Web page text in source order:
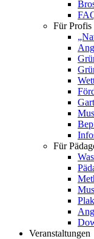
Für Profis
Für
Veranstaltungen